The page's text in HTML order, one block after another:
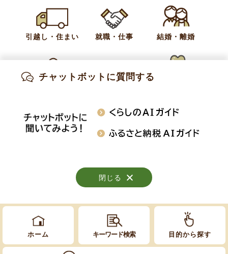
カテゴリー お知らせ 防災 SNS・アプリ
総務課 広報情報係
ホーム キーワード検索 目的から探す
知りたい情報を検索
閉じる
引越し・住まい 就職・仕事 結婚・離婚
閉じる
チャットボットに質問する
閉じる